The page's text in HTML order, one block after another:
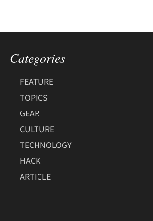
Categories
FEATURE
TOPICS
GEAR
CULTURE
TECHNOLOGY
HACK
ARTICLE